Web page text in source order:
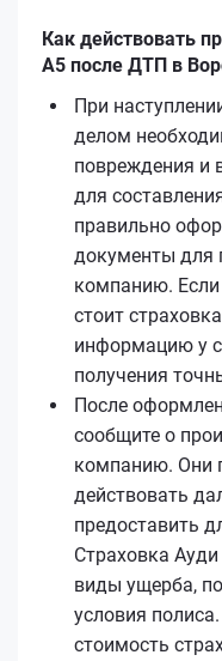
Как действовать
A5 после ДТП в
При
делом
повреждения и
для
правильно
документы для
компанию. Если
стоит
информацию у
получения
После
сообщите о
компанию. Они
действовать
предоставить
Страховка
виды ущерба,
условия
стоимость